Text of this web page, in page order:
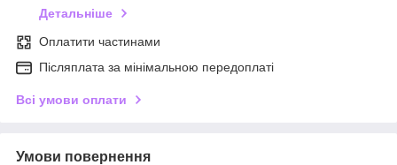
Детальніше
Оплатити частинами
Післяплата за мінімальною передоплаті
Всі умови оплати
Умови повернення